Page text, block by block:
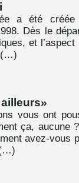
a été créée
Dès le
et
(…)
vous ont
ça, aucune
avez-vous
(…)